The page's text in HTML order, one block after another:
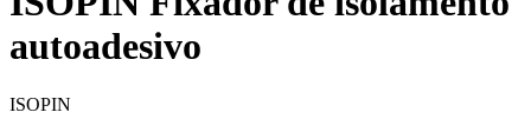
autoadesivo
ISOPIN